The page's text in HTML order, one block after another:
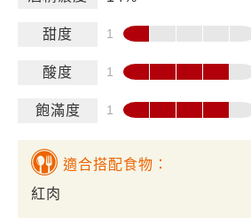
甜度
酸度
飽滿度
適合搭配食物：
紅肉